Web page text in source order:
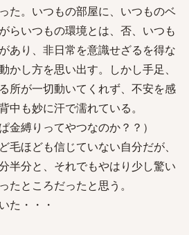
た。いつもの部屋に、いつものベ
らいつもの環境とは、否、いつも
あり、非日常を意識せざるを得な
かし方を思い出す。しかし手足、
所が一切動いてくれず、不安を感
中も妙に汗で濡れている。
金縛りってやつなのか？？）
ほども信じていない自分だが、
半分と、それでもやはり少し驚い
たところだったと思う。
た・・・